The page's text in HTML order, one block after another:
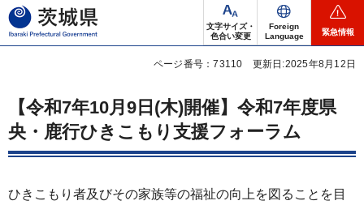
茨城県
文字サイズ・
色合い変更
Foreign
Language
緊急情報
ページ番号：73110 更新日:2025年8月12日
【令和7年10月9日(木)開催】令和7年度県
央・鹿行ひきこもり支援フォーラム
ひきこもり者及びその家族等の福祉の向上を図ることを目